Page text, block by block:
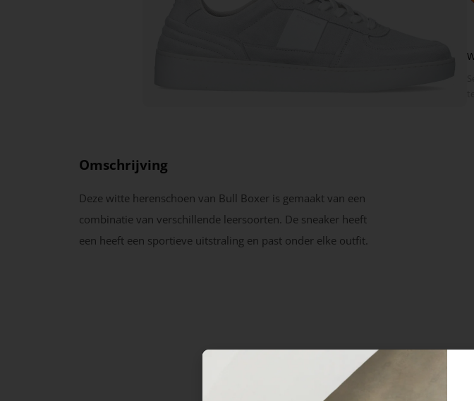
Omschrijving
Deze witte herenschoen van Bull Boxer is gemaakt van een
combinatie van verschillende leersoorten. De sneaker heeft
een heeft een sportieve uitstraling en past onder elke outfit.